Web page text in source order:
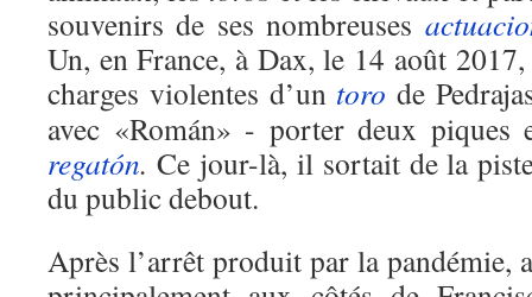
souvenirs de ses nombreuses
Un, en France, à Dax, le 14 août
charges violentes d’un toro de
avec «Román» - porter deux piques
regatón. Ce jour-là, il sortait de la
du public debout.
Après l’arrêt produit par la pandémie,